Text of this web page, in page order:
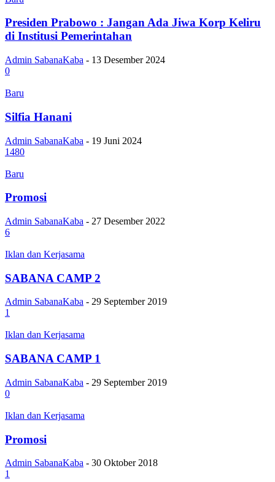
Presiden Prabowo : Jangan Ada Jiwa Korp Keliru
di Institusi Pemerintahan
Admin SabanaKaba - 13 Desember 2024
0
Baru
Silfia Hanani
Admin SabanaKaba - 19 Juni 2024
1480
Baru
Promosi
Admin SabanaKaba - 27 Desember 2022
6
Iklan dan Kerjasama
SABANA CAMP 2
Admin SabanaKaba - 29 September 2019
1
Iklan dan Kerjasama
SABANA CAMP 1
Admin SabanaKaba - 29 September 2019
0
Iklan dan Kerjasama
Promosi
Admin SabanaKaba - 30 Oktober 2018
1